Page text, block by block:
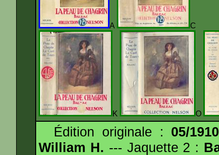
A
K O
Édition originale : 05/1910
William H. --- Jaquette 2 :